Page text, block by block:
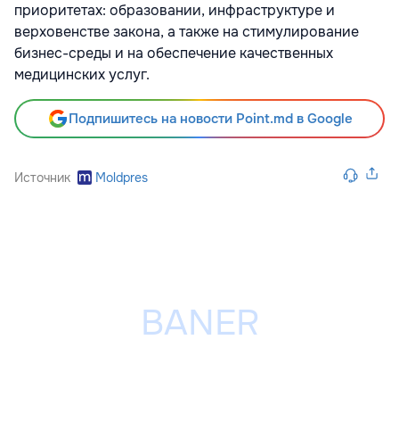
приоритетах: образовании, инфраструктуре и
верховенстве закона, а также на стимулирование
бизнес-среды и на обеспечение качественных
медицинских услуг.
Подпишитесь на новости Point.md в Google
Источник Moldpres